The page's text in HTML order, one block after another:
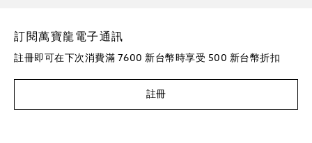
訂閱萬寶龍電子通訊
註冊即可在下次消費滿 7600 新台幣時享受 500 新台幣折扣
註冊